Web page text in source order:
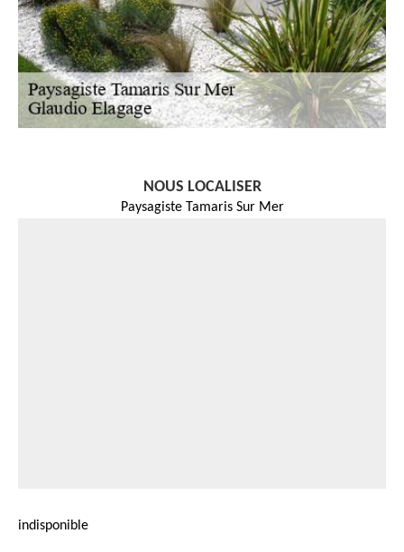
NOUS LOCALISER
Paysagiste Tamaris Sur Mer
indisponible